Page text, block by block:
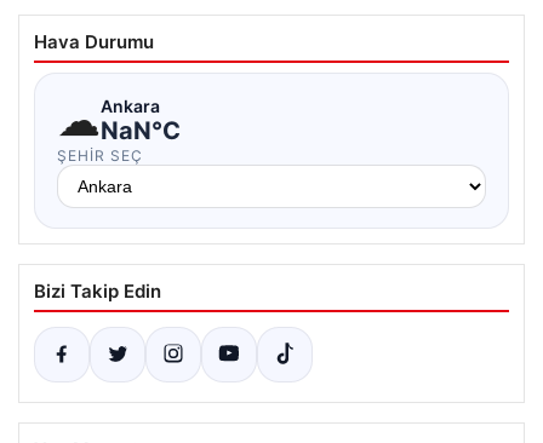
Hava Durumu
☁Ankara
NaN°C
ŞEHIR SEÇ
Bizi Takip Edin